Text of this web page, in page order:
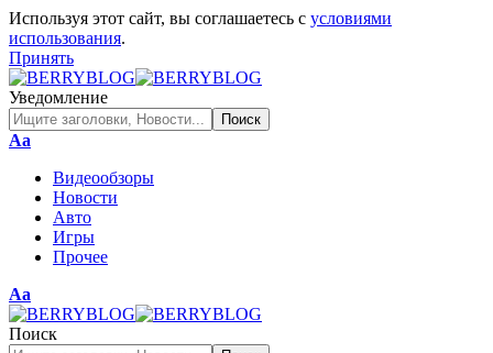
Используя этот сайт, вы соглашаетесь с условиями
использования.
Принять
Уведомление
Изменение
шрифта
Аа
Видеообзоры
Новости
Авто
Игры
Прочее
Изменение
размера
шрифта
Аа
Поиск